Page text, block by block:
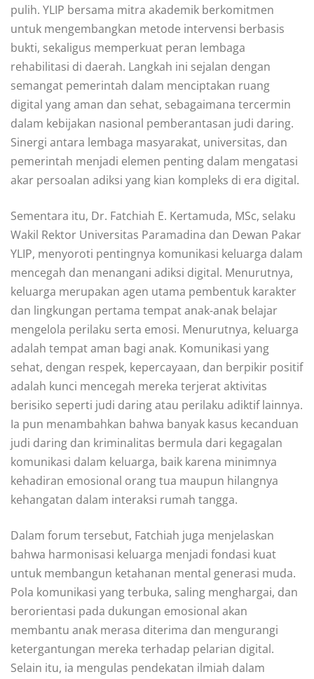
pulih. YLIP bersama mitra akademik berkomitmen
untuk mengembangkan metode intervensi berbasis
bukti, sekaligus memperkuat peran lembaga
rehabilitasi di daerah. Langkah ini sejalan dengan
semangat pemerintah dalam menciptakan ruang
digital yang aman dan sehat, sebagaimana tercermin
dalam kebijakan nasional pemberantasan judi daring.
Sinergi antara lembaga masyarakat, universitas, dan
pemerintah menjadi elemen penting dalam mengatasi
akar persoalan adiksi yang kian kompleks di era digital.
Sementara itu, Dr. Fatchiah E. Kertamuda, MSc, selaku
Wakil Rektor Universitas Paramadina dan Dewan Pakar
YLIP, menyoroti pentingnya komunikasi keluarga dalam
mencegah dan menangani adiksi digital. Menurutnya,
keluarga merupakan agen utama pembentuk karakter
dan lingkungan pertama tempat anak-anak belajar
mengelola perilaku serta emosi. Menurutnya, keluarga
adalah tempat aman bagi anak. Komunikasi yang
sehat, dengan respek, kepercayaan, dan berpikir positif
adalah kunci mencegah mereka terjerat aktivitas
berisiko seperti judi daring atau perilaku adiktif lainnya.
Ia pun menambahkan bahwa banyak kasus kecanduan
judi daring dan kriminalitas bermula dari kegagalan
komunikasi dalam keluarga, baik karena minimnya
kehadiran emosional orang tua maupun hilangnya
kehangatan dalam interaksi rumah tangga.
Dalam forum tersebut, Fatchiah juga menjelaskan
bahwa harmonisasi keluarga menjadi fondasi kuat
untuk membangun ketahanan mental generasi muda.
Pola komunikasi yang terbuka, saling menghargai, dan
berorientasi pada dukungan emosional akan
membantu anak merasa diterima dan mengurangi
ketergantungan mereka terhadap pelarian digital.
Selain itu, ia mengulas pendekatan ilmiah dalam